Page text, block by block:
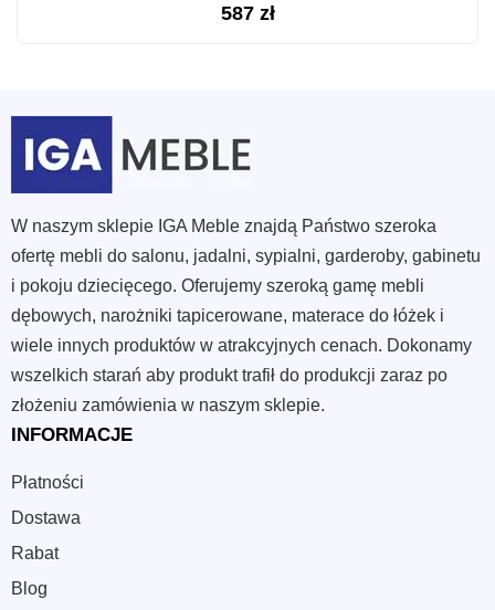
587 zł
W naszym sklepie IGA Meble znajdą Państwo szeroka
ofertę mebli do salonu, jadalni, sypialni, garderoby, gabinetu
i pokoju dziecięcego. Oferujemy szeroką gamę mebli
dębowych, narożniki tapicerowane, materace do łóżek i
wiele innych produktów w atrakcyjnych cenach. Dokonamy
wszelkich starań aby produkt trafił do produkcji zaraz po
złożeniu zamówienia w naszym sklepie.
INFORMACJE
Płatności
Dostawa
Rabat
Blog